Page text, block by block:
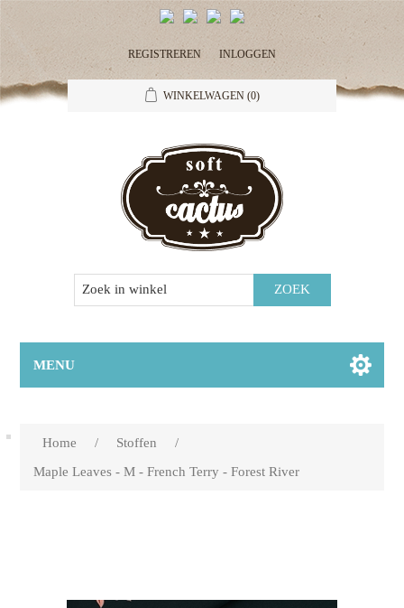
REGISTREREN INLOGGEN
WINKELWAGEN (0)
MENU
Home / Stoffen
/
Maple Leaves - M - French Terry - Forest River